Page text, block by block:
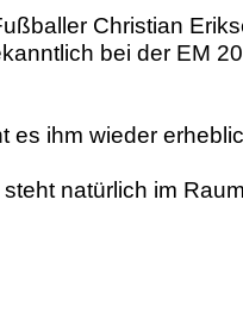
Christian
bei der EM
es ihm wieder
natürlich im